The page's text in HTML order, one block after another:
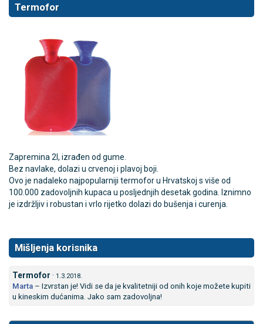
Termofor
Zapremina 2l, izrađen od gume.
Bez navlake, dolazi u crvenoj i plavoj boji.
Ovo je nadaleko najpopularniji termofor u Hrvatskoj s više od
100.000 zadovoljnih kupaca u posljednjih desetak godina. Iznimno
je izdržljiv i robustan i vrlo rijetko dolazi do bušenja i curenja.
Mišljenja korisnika
Termofor · 1.3.2018.
Marta – Izvrstan je! Vidi se da je kvalitetniji od onih koje možete kupiti
u kineskim dućanima. Jako sam zadovoljna!